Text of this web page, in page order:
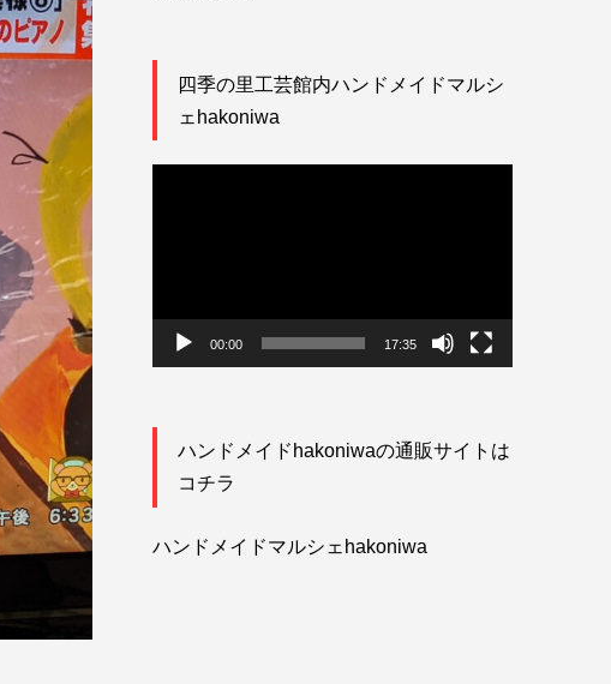
四季の里工芸館内ハンドメイドマルシ
ェhakoniwa
00:00 17:35
ハンドメイドhakoniwaの通販サイトは
コチラ
ハンドメイドマルシェhakoniwa